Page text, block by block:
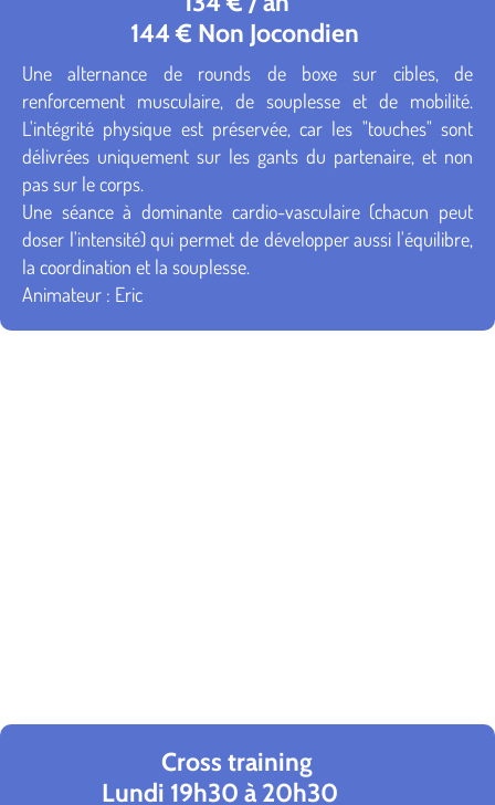
144 € Non Jocondien
Une alternance de rounds de boxe sur cibles, de
renforcement musculaire, de souplesse et de mobilité.
L'intégrité physique est préservée, car les "touches" sont
délivrées uniquement sur les gants du partenaire, et non
pas sur le corps.
Une séance à dominante cardio-vasculaire (chacun peut
doser l'intensité) qui permet de développer aussi l'équilibre,
la coordination et la souplesse.
Animateur : Eric
Cross training
Lundi 19h30 à 20h30